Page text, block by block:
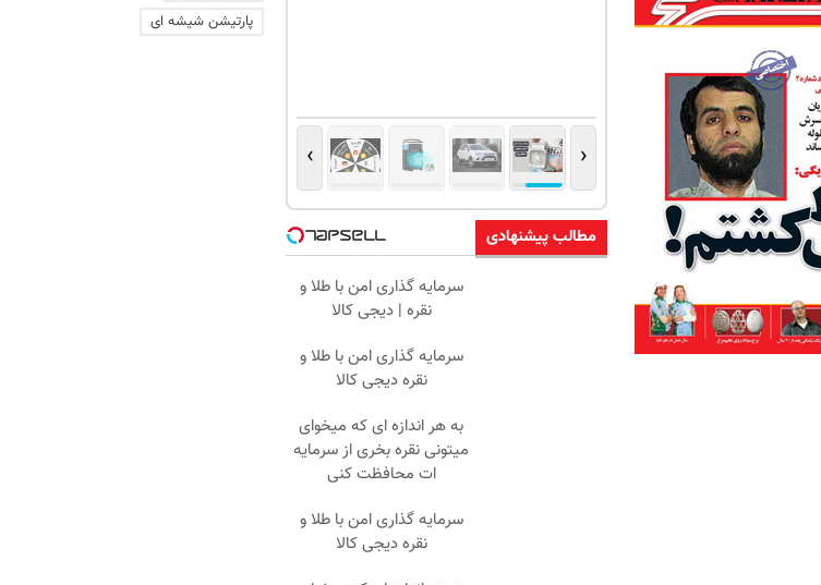
‹
›
مطالب پیشنهادی
سرمایه گذاری امن با طلا و
نقره | دیجی کالا
سرمایه گذاری امن با طلا و
نقره دیجی کالا
به هر اندازه ای که میخوای
میتونی نقره بخری از سرمایه
ات محافظت کنی
سرمایه گذاری امن با طلا و
نقره دیجی کالا
پارتیشن شیشه ای